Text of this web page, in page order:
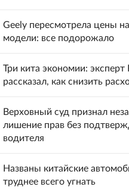
Geely пересмотрела цены
модели: все подорожало
Три кита экономии:
рассказал, как снизить
Верховный суд признал
лишение прав без
водителя
Названы китайские
труднее всего угнать